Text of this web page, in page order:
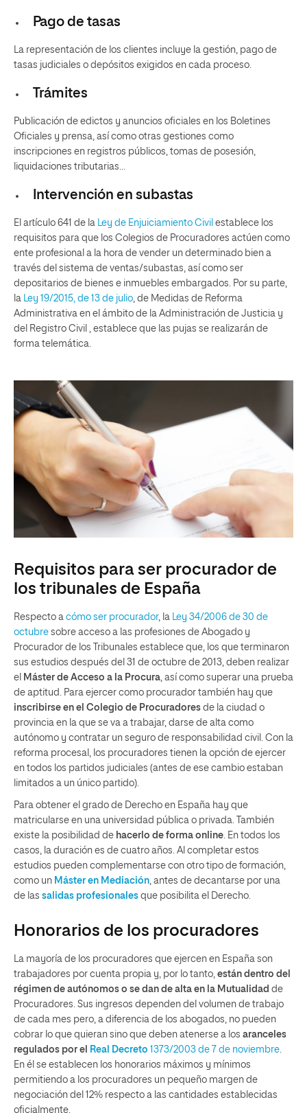
Pago de tasas
La representación de los clientes incluye la gestión, pago de
tasas judiciales o depósitos exigidos en cada proceso.
Trámites
Publicación de edictos y anuncios oficiales en los Boletines
Oficiales y prensa, así como otras gestiones como
inscripciones en registros públicos, tomas de posesión,
liquidaciones tributarias…
Intervención en subastas
El artículo 641 de la Ley de Enjuiciamiento Civil establece los
requisitos para que los Colegios de Procuradores actúen como
ente profesional a la hora de vender un determinado bien a
través del sistema de ventas/subastas, así como ser
depositarios de bienes e inmuebles embargados. Por su parte,
la Ley 19/2015, de 13 de julio , de Medidas de Reforma
Administrativa en el ámbito de la Administración de Justicia y
del Registro Civil , establece que las pujas se realizarán de
forma telemática.
Requisitos para ser procurador de
los tribunales de España
Respecto a cómo ser procurador, la Ley 34/2006 de 30 de
octubre sobre acceso a las profesiones de Abogado y
Procurador de los Tribunales establece que, los que terminaron
sus estudios después del 31 de octubre de 2013, deben realizar
el Máster de Acceso a la Procura, así como superar una prueba
de aptitud. Para ejercer como procurador también hay que
inscribirse en el Colegio de Procuradores de la ciudad o
provincia en la que se va a trabajar, darse de alta como
autónomo y contratar un seguro de responsabilidad civil. Con la
reforma procesal, los procuradores tienen la opción de ejercer
en todos los partidos judiciales (antes de ese cambio estaban
limitados a un único partido).
Para obtener el grado de Derecho en España hay que
matricularse en una universidad pública o privada. También
existe la posibilidad de hacerlo de forma online. En todos los
casos, la duración es de cuatro años. Al completar estos
estudios pueden complementarse con otro tipo de formación,
como un Máster en Mediación, antes de decantarse por una
de las salidas profesionales que posibilita el Derecho.
Honorarios de los procuradores
La mayoría de los procuradores que ejercen en España son
trabajadores por cuenta propia y, por lo tanto, están dentro del
régimen de autónomos o se dan de alta en la Mutualidad de
Procuradores. Sus ingresos dependen del volumen de trabajo
de cada mes pero, a diferencia de los abogados, no pueden
cobrar lo que quieran sino que deben atenerse a los aranceles
regulados por el
Real Decreto 1373/2003 de 7 de noviembre.
En él se establecen los honorarios máximos y mínimos
permitiendo a los procuradores un pequeño margen de
negociación del 12% respecto a las cantidades establecidas
oficialmente.